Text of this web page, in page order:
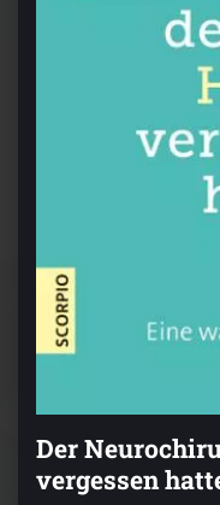
Der
vergessen